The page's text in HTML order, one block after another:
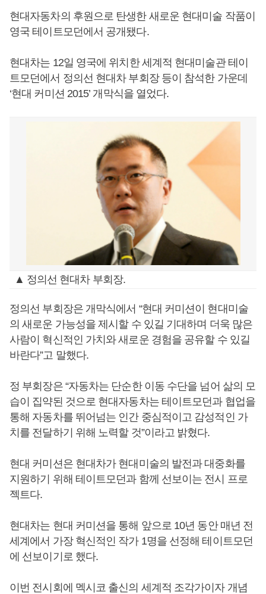
현대자동차의 후원으로 탄생한 새로운 현대미술 작품이
영국 테이트모던에서 공개됐다.
현대차는 12일 영국에 위치한 세계적 현대미술관 테이
트모던에서 정의선 현대차 부회장 등이 참석한 가운데
‘현대 커미션 2015’ 개막식을 열었다.
▲ 정의선 현대차 부회장.
정의선 부회장은 개막식에서 “현대 커미션이 현대미술
의 새로운 가능성을 제시할 수 있길 기대하며 더욱 많은
사람이 혁신적인 가치와 새로운 경험을 공유할 수 있길
바란다”고 말했다.
정 부회장은 “자동차는 단순한 이동 수단을 넘어 삶의 모
습이 집약된 것으로 현대자동차는 테이트모던과 협업을
통해 자동차를 뛰어넘는 인간 중심적이고 감성적인 가
치를 전달하기 위해 노력할 것”이라고 밝혔다.
현대 커미션은 현대차가 현대미술의 발전과 대중화를
지원하기 위해 테이트모던과 함께 선보이는 전시 프로
젝트다.
현대차는 현대 커미션을 통해 앞으로 10년 동안 매년 전
세계에서 가장 혁신적인 작가 1명을 선정해 테이트모던
에 선보이기로 했다.
이번 전시회에 멕시코 출신의 세계적 조각가이자 개념